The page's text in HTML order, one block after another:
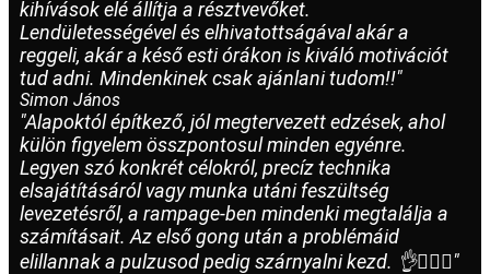
kihívások elé állítja a résztvevőket.
Lendületességével és elhivatottságával akár a
reggeli, akár a késő esti órákon is kiváló motivációt
tud adni. Mindenkinek csak ajánlani tudom!!"
Simon János
"Alapoktól építkező, jól megtervezett edzések, ahol
külön figyelem összpontosul minden egyénre.
Legyen szó konkrét célokról, precíz technika
elsajátításáról vagy munka utáni feszültség
levezetésről, a rampage-ben mindenki megtalálja a
számításait. Az első gong után a problémáid
elillannak a pulzusod pedig szárnyalni kezd. 👌🏋️‍♂️🤤"